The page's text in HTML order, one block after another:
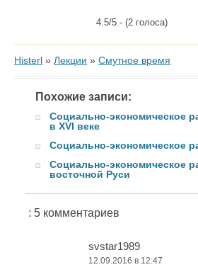
4.5/5 - (2 голоса)
Histerl » Лекции » Смутное время
Похожие записи:
Социально-экономическое
в XVI веке
Социально-экономическое
Социально-экономическое
восточной Руси
: 5 комментариев
svstar1989
12.09.2016 в 12:47